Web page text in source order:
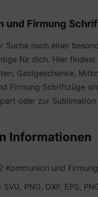
und Firmung
Suche nach einer
für dich. Hier
Gastgeschenke,
Firmung Schriftzüge
oder zur
Informationen
Kommunion und
SVG, PNG, DXF, EPS,